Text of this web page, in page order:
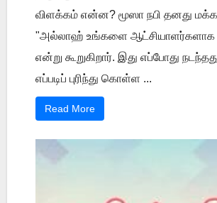
விளக்கம் என்ன? மூஸா நபி தனது
"அல்லாஹ் உங்களை
என்று கூறுகிறார். இது எப்போது
எப்படிப் புரிந்து கொள்ள ...
Read More